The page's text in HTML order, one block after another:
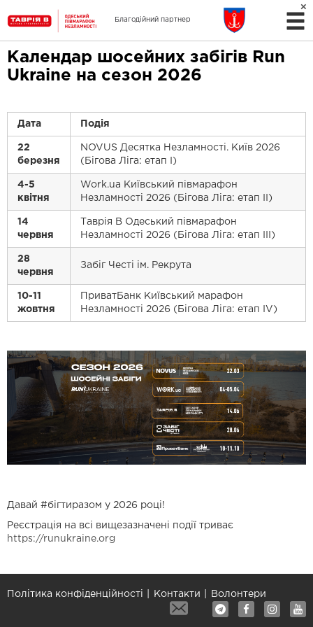
Благодійний партнер
Календар шосейних забігів Run
Ukraine на сезон 2026
Дата Подія
22
березня
NOVUS Десятка Незламності. Київ 2026
(Бігова Ліга: етап І)
4-5
квітня
Work.ua Київський півмарафон
Незламності 2026 (Бігова Ліга: етап ІІ)
14
червня
Таврія В Одеський півмарафон
Незламності 2026 (Бігова Ліга: етап ІІІ)
28
червня
Забіг Честі ім. Рекрута
10-11
жовтня
ПриватБанк Київський марафон
Незламності 2026 (Бігова Ліга: етап ІV)
Давай #бігтиразом у 2026 році!
Реєстрація на всі вищезазначені події триває
https://runukraine.org
Політика конфіденційності Контакти Волонтери